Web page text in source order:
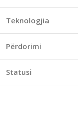
Teknologjia
Përdorimi
Statusi